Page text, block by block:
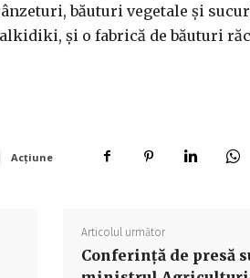
băuturi vegetale şi
şi o fabrică de băuturi
Acțiune
Articolul următor
Conferinţă de presă